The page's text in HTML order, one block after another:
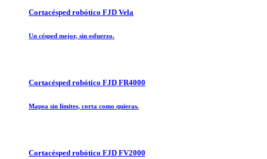
Cortacésped robótico FJD Vela
Un césped mejor, sin esfuerzo.
Cortacésped robótico FJD FR4000
Mapea sin límites, corta como quieras.
Cortacésped robótico FJD FV2000